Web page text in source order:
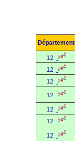
Département
12
12
12
12
12
12
12